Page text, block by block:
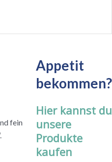
fein
Appetit
bekommen?
Hier kannst du
unsere
Produkte
kaufen